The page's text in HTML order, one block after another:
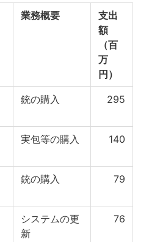
業務概要
支出
額
（百
万
円）
銃の購入 295
実包等の購入 140
銃の購入 79
システムの更
新
76